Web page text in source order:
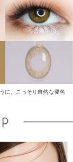
に、こっそり自然な発色